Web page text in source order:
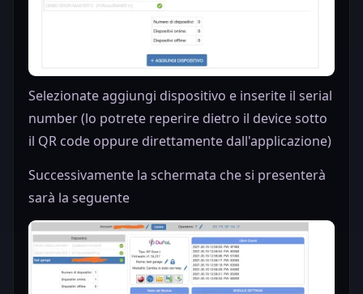
Selezionate aggiungi dispositivo e inserite il serial
number (lo potrete reperire dietro il device sotto
il QR code oppure direttamente dall'applicazione)
Successivamente la schermata che si presenterà
sarà la seguente